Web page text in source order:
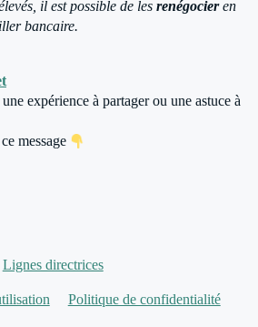
il est possible de les renégocieren
bancaire.
expérience à partager ou une astuce à
message
Lignes directrices
Politique de confidentialité